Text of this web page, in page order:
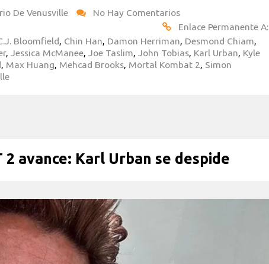
De Venusville
No Hay Comentarios
Enlace Permanente A:
Bloomfield, Chin Han, Damon Herriman, Desmond Chiam,
, Jessica McManee, Joe Taslim, John Tobias, Karl Urban, Kyle
, Max Huang, Mehcad Brooks, Mortal Kombat 2, Simon
2 avance: Karl Urban se despide